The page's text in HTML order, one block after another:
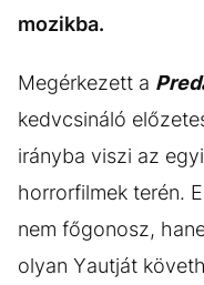
mozikba.
Megérkezett a
kedvcsináló
irányba viszi az
horrorfilmek terén.
nem főgonosz,
olyan Yautját